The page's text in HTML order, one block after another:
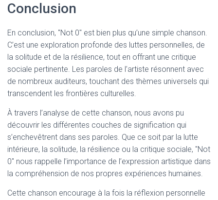
Conclusion
En conclusion, "Not 0" est bien plus qu’une simple chanson.
C’est une exploration profonde des luttes personnelles, de
la solitude et de la résilience, tout en offrant une critique
sociale pertinente. Les paroles de l’artiste résonnent avec
de nombreux auditeurs, touchant des thèmes universels qui
transcendent les frontières culturelles.
À travers l’analyse de cette chanson, nous avons pu
découvrir les différentes couches de signification qui
s’enchevêtrent dans ses paroles. Que ce soit par la lutte
intérieure, la solitude, la résilience ou la critique sociale, "Not
0" nous rappelle l’importance de l’expression artistique dans
la compréhension de nos propres expériences humaines.
Cette chanson encourage à la fois la réflexion personnelle